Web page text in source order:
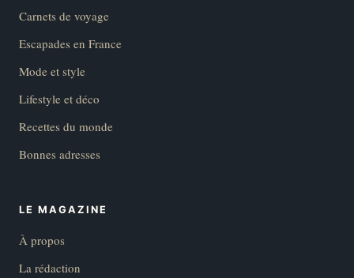
Carnets de voyage
Escapades en France
Mode et style
Lifestyle et déco
Recettes du monde
Bonnes adresses
LE MAGAZINE
À propos
La rédaction